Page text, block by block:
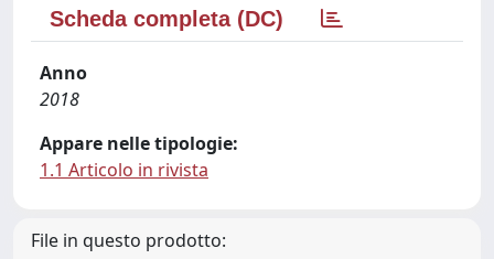
Scheda completa (DC)
Anno
2018
Appare nelle tipologie:
1.1 Articolo in rivista
File in questo prodotto: